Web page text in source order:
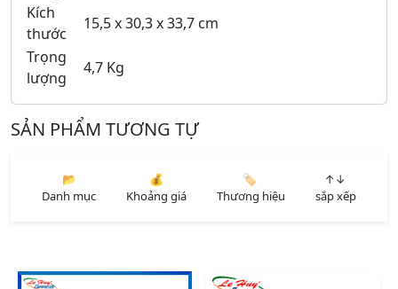
Kích
thước
15,5 x 30,3 x 33,7 cm
Trọng
lượng
4,7 Kg
SẢN PHẨM TƯƠNG TỰ
📂
Danh mục
💰
Khoảng giá
🏷️
Thương hiệu
↑↓
sắp xếp